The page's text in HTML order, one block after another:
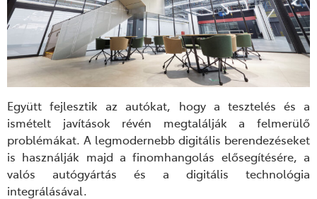
Együtt fejlesztik az autókat, hogy a tesztelés és a
ismételt javítások révén megtalálják a felmerülő
problémákat. A legmodernebb digitális berendezéseket
is használják majd a finomhangolás elősegítésére, a
valós autógyártás és a digitális technológia
integrálásával.